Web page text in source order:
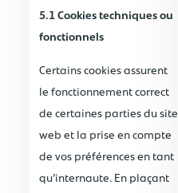
5.1 Cookies techniques ou
fonctionnels
Certains cookies assurent
le fonctionnement correct
de certaines parties du site
web et la prise en compte
de vos préférences en tant
qu’internaute. En plaçant